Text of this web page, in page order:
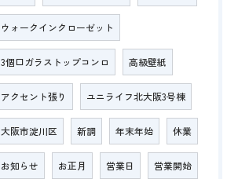
ウォークインクローゼット
3個口ガラストップコンロ 高級壁紙
アクセント張り ユニライフ北大阪3号棟
大阪市淀川区 新調 年末年始 休業
お知らせ お正月 営業日 営業開始